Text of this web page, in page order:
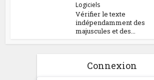
Logiciels
Vérifier le texte
indépendamment des
majuscules et des...
Connexion